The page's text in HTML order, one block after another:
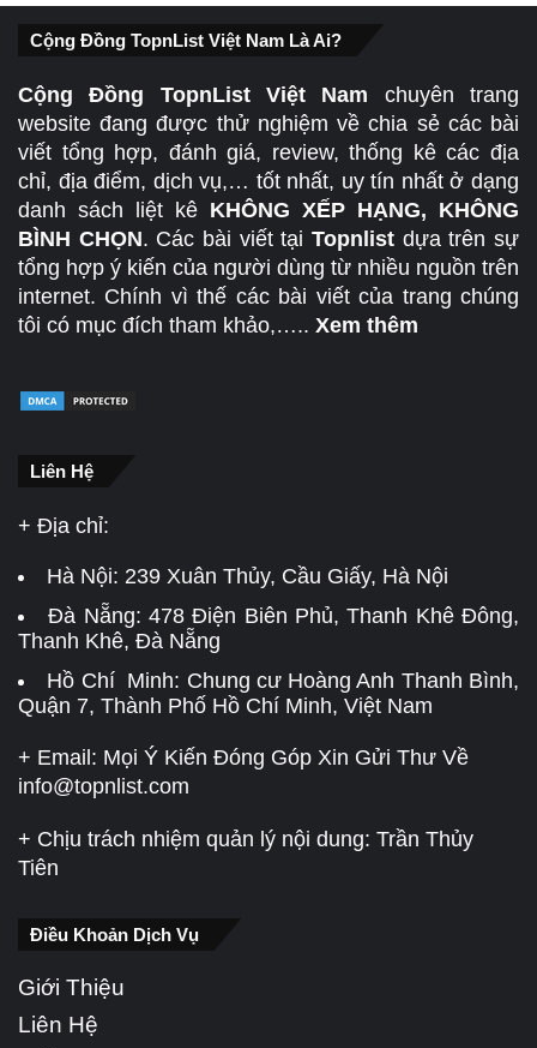
Cộng Đồng TopnList Việt Nam Là Ai?
Cộng Đồng TopnList Việt Nam chuyên trang
website đang được thử nghiệm về chia sẻ các bài
viết tổng hợp, đánh giá, review, thống kê các địa
chỉ, địa điểm, dịch vụ,… tốt nhất, uy tín nhất ở dạng
danh sách liệt kê KHÔNG XẾP HẠNG, KHÔNG
BÌNH CHỌN. Các bài viết tạiTopnlist dựa trên sự
tổng hợp ý kiến của người dùng từ nhiều nguồn trên
internet. Chính vì thế các bài viết của trang chúng
tôi có mục đích tham khảo,….. Xem thêm
Liên Hệ
+ Địa chỉ:
Hà Nội: 239 Xuân Thủy, Cầu Giấy, Hà Nội
Đà Nẵng:478 Điện Biên Phủ, Thanh Khê Đông,
Thanh Khê, Đà Nẵng
Hồ Chí Minh: Chung cư Hoàng Anh Thanh Bình,
Quận 7, Thành Phố Hồ Chí Minh, Việt Nam
+ Email: Mọi Ý Kiến Đóng Góp Xin Gửi Thư Về
info@topnlist.com
+ Chịu trách nhiệm quản lý nội dung: Trần Thủy
Tiên
Điều Khoản Dịch Vụ
Giới Thiệu
Liên Hệ